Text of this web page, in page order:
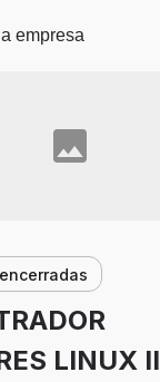
principal
empresa
LINUX II